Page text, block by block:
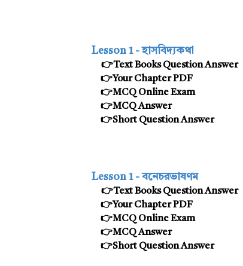
Lesson 1 - হাসবিদ্য়কথা
👉Text Books Question Answer
👉Your Chapter PDF
👉MCQ Online Exam
👉MCQ Answer
👉Short Question Answer
Lesson 1 - বনেচরভাষণম
👉Text Books Question Answer
👉Your Chapter PDF
👉MCQ Online Exam
👉MCQ Answer
👉Short Question Answer